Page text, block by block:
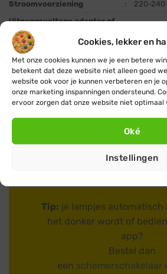
Cookies, lekker en
Met onze cookies kunnen we je een betere
betekent dat deze website niet alleen goed
website ook voor je kunnen verbeteren en je
onze marketing inspanningen ondersteund.
ervoor zorgen dat onze website niet optimaal
Oké
Instellingen
Stroomvoorziening :
220-240
Uitgangsvoltage adapter of
energiebron
Vermogen :
12 Watt
Bedienbaar met app
: ja, met
App beschikbaar voor
:
niet van
Garantie
: 2 jaar
Inbegrepen in verpakking :
1
Tip: je lampjes automatisch
het donker wordt of
app?
Bestel dan
een schemerschakelaar